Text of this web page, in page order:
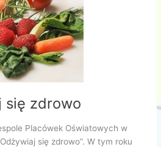
się zdrowo
Placówek Oświatowych w
się zdrowo”. W tym roku